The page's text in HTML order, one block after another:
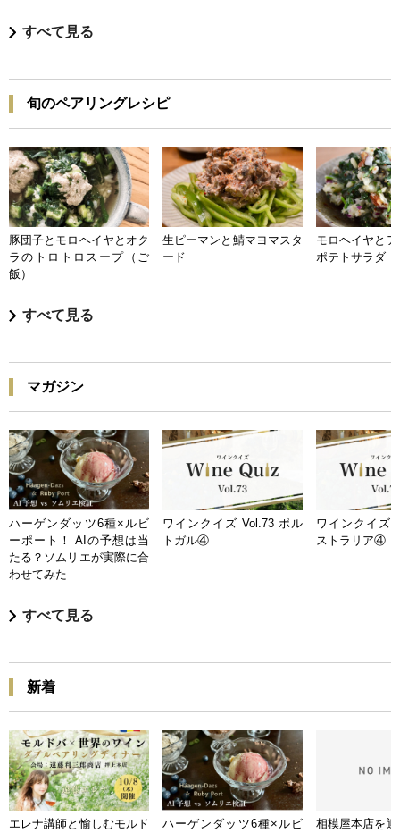
すべて見る
旬のペアリングレシピ
豚団子とモロヘイヤとオク
ラのトロトロスープ（ご
飯）
生ピーマンと鯖マヨマスタ
ード
モロヘイヤと
ポテトサラダ
すべて見る
マガジン
ハーゲンダッツ6種×ルビ
ーポート！ AIの予想は当
たる？ソムリエが実際に合
わせてみた
ワインクイズ Vol.73 ポル
トガル④
ワインクイズ
ストラリア④
すべて見る
新着
エレナ講師と愉しむモルド
ハーゲンダッツ6種×ルビ
相模屋本店を